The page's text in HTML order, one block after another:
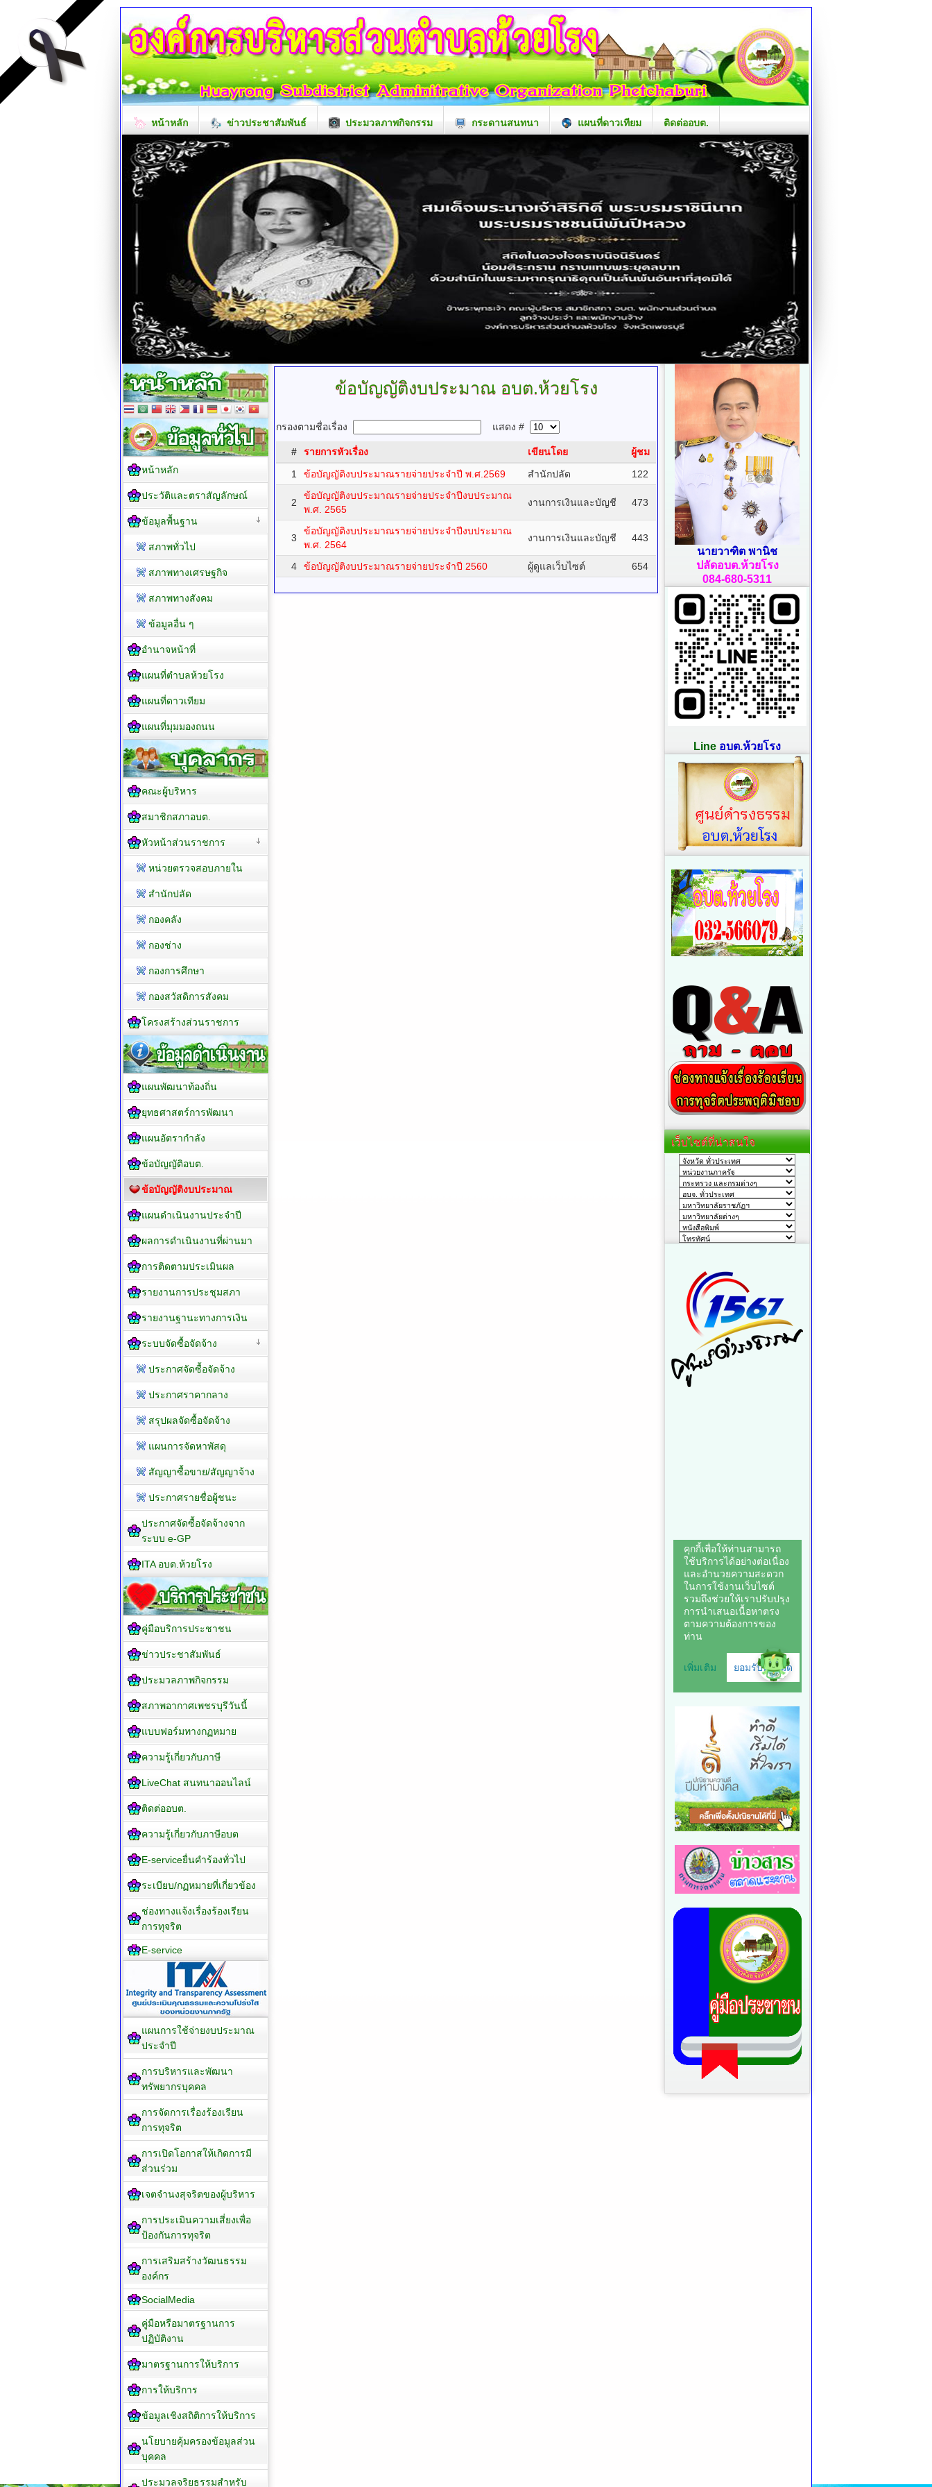
หน้าหลัก ข่าวประชาสัมพันธ์ ประมวลภาพกิจกรรม กระดานสนทนา แผนที่ดาวเทียม ติดต่ออบต.
ข้อบัญญัติงบประมาณอบต.ห้วยโรง
กรองตามชื่อเรื่อง แสดง #
# รายการหัวเรื่อง เขียนโดย
ผู้ชม
1
ข้อบัญญัติงบประมาณรายจ่ายประจำปี พ.ศ.2569 สำนักปลัด 122
2
ข้อบัญญัติงบประมาณรายจ่ายประจำปีงบประมาณ
พ.ศ. 2565
งานการเงินและบัญชี 473
3
ข้อบัญญัติงบประมาณรายจ่ายประจำปีงบประมาณ
พ.ศ. 2564
งานการเงินและบัญชี 443
4 ข้อบัญญัติงบประมาณรายจ่ายประจำปี 2560 ผู้ดูแลเว็บไซต์ 654
หน้าหลัก
ประวัติและตราสัญลักษณ์
ข้อมูลพื้นฐาน
สภาพทั่วไป
สภาพทางเศรษฐกิจ
สภาพทางสังคม
ข้อมูลอื่น ๆ
อำนาจหน้าที่
แผนที่ตำบลห้วยโรง
แผนที่ดาวเทียม
แผนที่มุมมองถนน
คณะผู้บริหาร
สมาชิกสภาอบต.
หัวหน้าส่วนราชการ
หน่วยตรวจสอบภายใน
สำนักปลัด
กองคลัง
กองช่าง
กองการศึกษา
กองสวัสดิการสังคม
โครงสร้างส่วนราชการ
แผนพัฒนาท้องถิ่น
ยุทธศาสตร์การพัฒนา
แผนอัตรากำลัง
ข้อบัญญัติอบต.
ข้อบัญญัติงบประมาณ
แผนดำเนินงานประจำปี
ผลการดำเนินงานที่ผ่านมา
การติดตามประเมินผล
รายงานการประชุมสภา
รายงานฐานะทางการเงิน
ระบบจัดซื้อจัดจ้าง
ประกาศจัดซื้อจัดจ้าง
ประกาศราคากลาง
สรุปผลจัดซื้อจัดจ้าง
แผนการจัดหาพัสดุ
สัญญาซื้อขาย/สัญญาจ้าง
ประกาศรายชื่อผู้ชนะ
ประกาศจัดซื้อจัดจ้างจาก
ระบบ e-GP
ITA อบต.ห้วยโรง
คู่มือบริการประชาชน
ข่าวประชาสัมพันธ์
ประมวลภาพกิจกรรม
สภาพอากาศเพชรบุรีวันนี้
แบบฟอร์มทางกฏหมาย
ความรู้เกี่ยวกับภาษี
LiveChat สนทนาออนไลน์
ติดต่ออบต.
ความรู้เกี่ยวกับภาษีอบต
E-serviceยื่นคำร้องทั่วไป
ระเบียบ/กฏหมายที่เกี่ยวข้อง
ช่องทางแจ้งเรื่องร้องเรียน
การทุจริต
E-service
แผนการใช้จ่ายงบประมาณ
ประจำปี
การบริหารและพัฒนา
ทรัพยากรบุคคล
การจัดการเรื่องร้องเรียน
การทุจริต
การเปิดโอกาสให้เกิดการมี
ส่วนร่วม
เจตจำนงสุจริตของผู้บริหาร
การประเมินความเสี่ยงเพื่อ
ป้องกันการทุจริต
การเสริมสร้างวัฒนธรรม
องค์กร
SocialMedia
คู่มือหรือมาตรฐานการ
ปฏิบัติงาน
มาตรฐานการให้บริการ
การให้บริการ
ข้อมูลเชิงสถิติการให้บริการ
นโยบายคุ้มครองข้อมูลส่วน
บุคคล
ประมวลจริยธรรมสำหรับ
นายวาฑิต พานิช
ปลัดอบต.ห้วยโรง
084-680-5311
Line อบต.ห้วยโรง
เว็บไซต์ที่น่าสนใจ